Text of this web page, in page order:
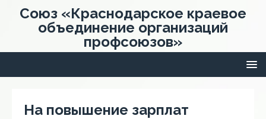
Союз «Краснодарское краевое
объединение организаций
профсоюзов»
На повышение зарплат